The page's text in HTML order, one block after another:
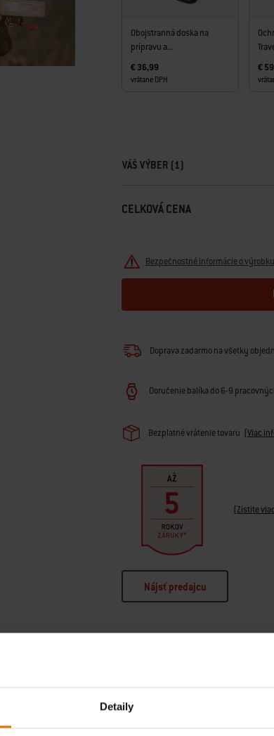
Detaily
Obojstranná doska na
prípravu a...
€ 36,99
vrátane DPH
€
VÁŠ VÝBER (1)
CELKOVÁ CENA
Bezpečnostné informácie o výrobku
Doprava zadarmo na všetky
Doručenie balíka do 6-9
Bezplatné vrátenie tovaru (Viac
(Zistite viac
Nájsť predajcu